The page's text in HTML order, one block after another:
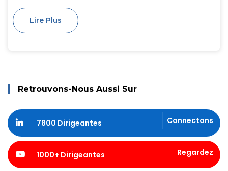
Lire Plus
Retrouvons-Nous Aussi Sur
7800 Dirigeantes Connectons
1000+ Dirigeantes Regardez